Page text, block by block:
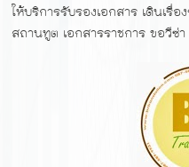
ให้บริการรับรองเอกสาร เดินเรื่
สถานทูต เอกสารราชการ ขอวีซ่า